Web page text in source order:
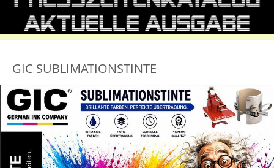
GIC SUBLIMATIONSTINTE